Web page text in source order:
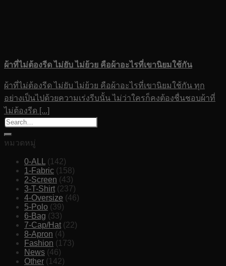
ผ้าที่ไม่ต้องรีด ไม่ยับ ไม่ย้วย คือผ้าอะไรที่เขานิยมใช้กัน
ผ้าที่ไม่ต้องรีด ไม่ยับ ไม่ย้วย คือผ้าอะไรที่เขานิยมใช้กัน ทุก
อย่างเป็นไปด้วยความเร่งรีบนั้น ไม่ว่าใครก็คงต้องชื่นชอบผ้าที่
ไม่ต้องรีด [...]
หมวดหมู่
0-ALL
(142)
1-Fabric (158)
2-Screen (43)
3-T-Shirt (237)
4-Oversize (46)
5-Polo (39)
6-Bag (33)
7-Cap/Hat (22)
8-Apron (4)
Fashion (173)
News (46)
Other (142)